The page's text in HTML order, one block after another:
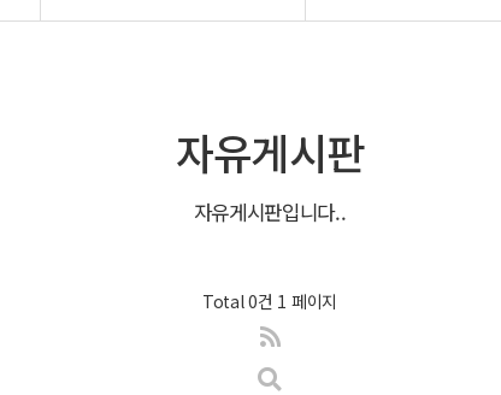
자유게시판
자유게시판입니다..
Total 0건 1 페이지